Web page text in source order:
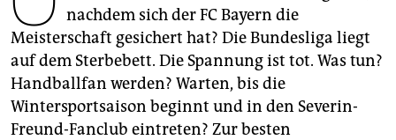
abo
genossenschaft
epaper login
nachdem sich der FC Bayern die
Meisterschaft gesichert hat? Die Bundesliga liegt
auf dem Sterbebett. Die Spannung ist tot. Was tun?
Handballfan werden? Warten, bis die
Wintersportsaison beginnt und in den Severin-
Freund-Fanclub eintreten? Zur besten